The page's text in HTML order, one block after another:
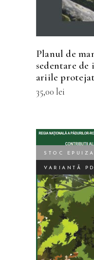
Planul de
sedentare
ariile
35,00 lei
STOC
VARIANTĂ